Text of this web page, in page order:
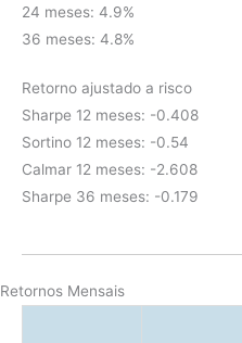
24 meses: 4.9%
36 meses: 4.8%
Retorno ajustado a risco
Sharpe 12 meses: -0.408
Sortino 12 meses: -0.54
Calmar 12 meses: -2.608
Sharpe 36 meses: -0.179
Retornos Mensais